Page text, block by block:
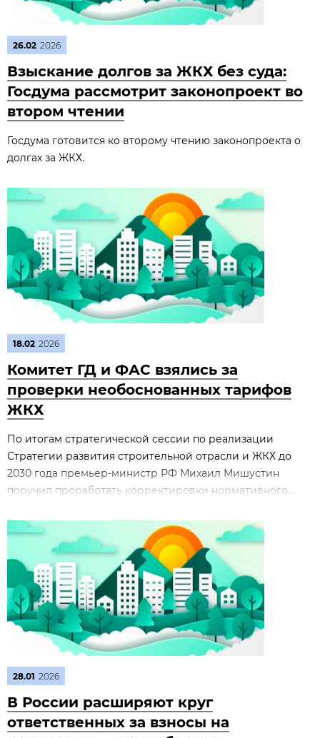
26.02 2026
Взыскание долгов за ЖКХ без суда:
Госдума рассмотрит законопроект во
втором чтении
Госдума готовится ко второму чтению законопроекта о
долгах за ЖКХ.
18.02 2026
Комитет ГД и ФАС взялись за
проверки необоснованных тарифов
ЖКХ
По итогам стратегической сессии по реализации
Стратегии развития строительной отрасли и ЖКХ до
2030 года премьер‑министр РФ Михаил Мишустин
поручил проработать корректировки нормативного...
28.01 2026
В России расширяют круг
ответственных за взносы на